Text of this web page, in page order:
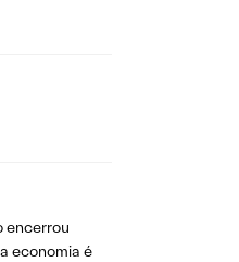
encerrou
economia é